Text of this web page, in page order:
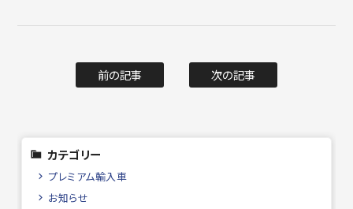
前の記事 次の記事
カテゴリー
プレミアム輸入車
お知らせ